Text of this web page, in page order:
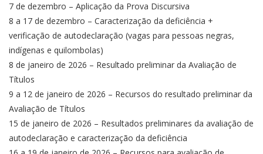
7 de dezembro – Aplicação da Prova Discursiva
8 a 17 de dezembro – Caracterização da deficiência +
verificação de autodeclaração (vagas para pessoas negras,
indígenas e quilombolas)
8 de janeiro de 2026 – Resultado preliminar da Avaliação de
Títulos
9 a 12 de janeiro de 2026 – Recursos do resultado preliminar da
Avaliação de Títulos
15 de janeiro de 2026 – Resultados preliminares da avaliação de
autodeclaração e caracterização da deficiência